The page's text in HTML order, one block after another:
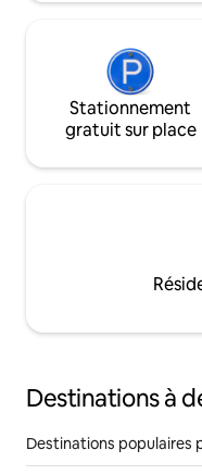
Stationnement
gratuit sur place
Destinations à
Destinations populaires